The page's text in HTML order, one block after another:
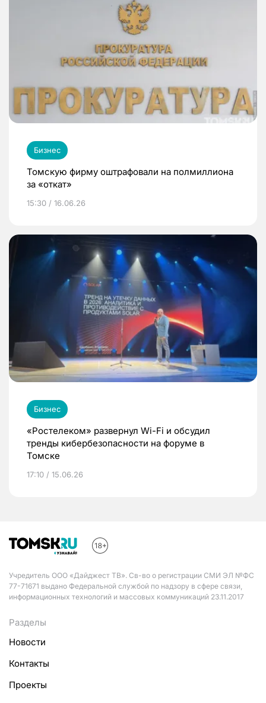
Бизнес
Томскую фирму оштрафовали на полмиллиона
за «откат»
15:30 / 16.06.26
Бизнес
«Ростелеком» развернул Wi-Fi и обсудил
тренды кибербезопасности на форуме в
Томске
17:10 / 15.06.26
Учредитель ООО «Дайджест ТВ». Св-во о регистрации СМИ ЭЛ №ФС
77-71671 выдано Федеральной службой по надзору в сфере связи,
информационных технологий и массовых коммуникаций 23.11.2017
Разделы
Новости
Контакты
Проекты